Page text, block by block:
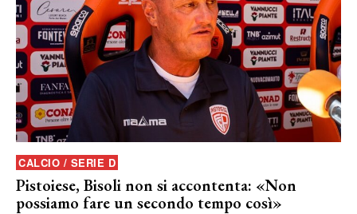
CALCIO / SERIE D
Pistoiese, Bisoli non si accontenta: «Non
possiamo fare un secondo tempo così»